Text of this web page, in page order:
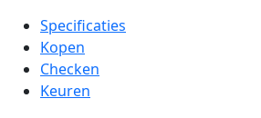
Specificaties
Kopen
Checken
Keuren